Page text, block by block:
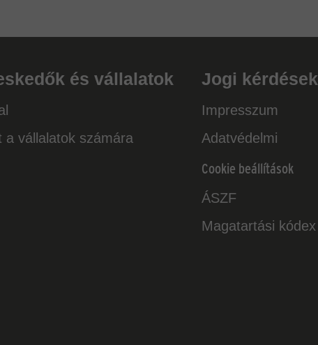
és vállalatok
a vállalatok számára
Jogi kérdések
Impresszum
Adatvédelmi
Cookie beállítások
ÁSZF
Magatartási kódex